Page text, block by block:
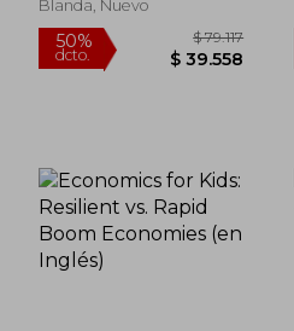
Blanda, Nuevo